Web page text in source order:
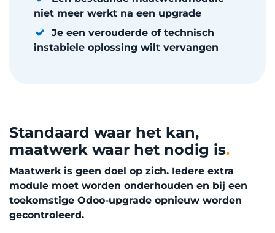
niet meer werkt na een upgrade
Je een verouderde of technisch
instabiele oplossing wilt vervangen
Standaard waar het kan,
maatwerk waar het nodig is.
Maatwerk is geen doel op zich. Iedere extra
module moet worden onderhouden en bij een
toekomstige Odoo-upgrade opnieuw worden
gecontroleerd.